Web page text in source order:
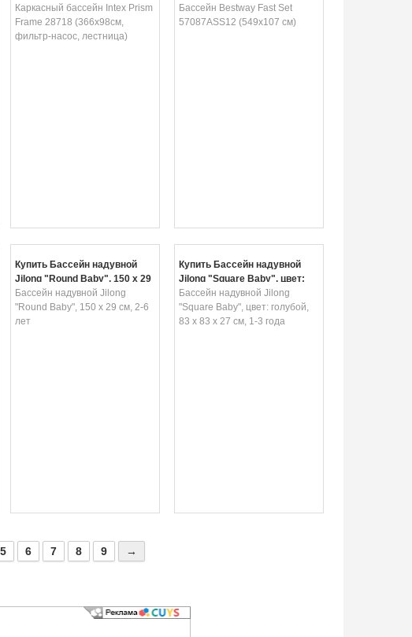
(366х98см, фильтр-насос,
лестница)
Каркасный бассейн Intex Prism
Frame 28718 (366х98см,
фильтр-насос, лестница)
Бассейн Bestway Fast Set
57087ASS12 (549х107 см)
Купить Бассейн надувной
Jilong "Round Baby", 150 х 29
см, 2-6 лет
Бассейн надувной Jilong
"Round Baby", 150 х 29 см, 2-6
лет
Купить Бассейн надувной
Jilong "Square Baby", цвет:
голубой, 83 х 83 x 27 см, 1-3
года
Бассейн надувной Jilong
"Square Baby", цвет: голубой,
83 х 83 x 27 см, 1-3 года
5 6 7 8 9 →